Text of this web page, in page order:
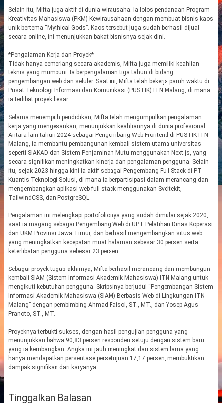
Selain itu, Mifta juga aktif di dunia wirausaha. Ia lolos pendanaan Program
Kreativitas Mahasiswa (PKM) Kewirausahaan dengan membuat bisnis kaos
unik bertema “Mythical Gods”. Kaos tersebut juga sudah berhasil dijual
secara online, ini menunjukkan bakat bisnisnya sejak dini.
*Pengalaman Kerja dan Proyek*
Tidak hanya cemerlang secara akademis, Mifta juga memiliki keahlian
teknis yang mumpuni. Ia berpengalaman tiga tahun di bidang
pengembangan web dan seluler. Saat ini, Mifta telah bekerja paruh waktu di
Pusat Teknologi Informasi dan Komunikasi (PUSTIK) ITN Malang, di mana
ia terlibat proyek besar.
Selama menempuh pendidikan, Mifta telah mengumpulkan pengalaman
kerja yang mengesankan, menunjukkan keahliannya di dunia profesional.
Antara lain tahun 2024 sebagai Pengembang Web Frontend di PUSTIK ITN
Malang, ia membantu pembangunan kembali sistem utama universitas
seperti SIAKAD dan Sistem Penjaminan Mutu menggunakan Next.js, yang
secara signifikan meningkatkan kinerja dan pengalaman pengguna. Selain
itu, sejak 2023 hingga kini ia aktif sebagai Pengembang Full Stack di PT
Kuantis Teknologi Solusi, di mana ia berpartisipasi dalam merancang dan
mengembangkan aplikasi web full stack menggunakan Sveltekit,
TailwindCSS, dan PostgreSQL.
Pengalaman ini melengkapi portofolionya yang sudah dimulai sejak 2020,
saat ia magang sebagai Pengembang Web di UPT Pelatihan Dinas Koperasi
dan UKM Provinsi Jawa Timur, dan berhasil mengembangkan situs web
yang meningkatkan kecepatan muat halaman sebesar 30 persen serta
keterlibatan pengguna sebesar 23 persen.
Sebagai proyek tugas akhirnya, Mifta berhasil merancang dan membangun
kembali SIAM (Sistem Informasi Akademik Mahasiswa) ITN Malang untuk
mengikuti kebutuhan pengguna. Skripsinya berjudul “Pengembangan Sistem
Informasi Akademik Mahasiswa (SIAM) Berbasis Web di Lingkungan ITN
Malang” dengan pembimbing Ahmad Faisol, ST., MT., dan Yosep Agus
Pranoto, ST., MT.
Proyeknya terbukti sukses, dengan hasil pengujian pengguna yang
menunjukkan bahwa 90,83 persen responden setuju dengan sistem baru
yang ia kembangkan. Angka ini jauh meningkat dari sistem lama yang
hanya mendapatkan persentase persetujuan 17,17 persen, membuktikan
dampak signifikan dari karyanya.
Tinggalkan Balasan